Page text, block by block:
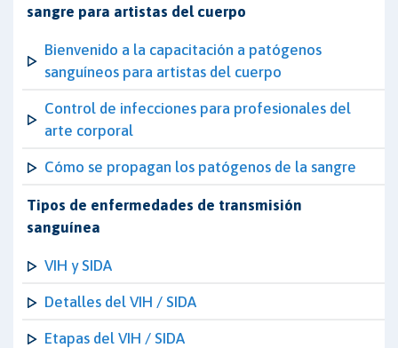
sangre para artistas del cuerpo
Bienvenido a la capacitación a patógenos
sanguíneos para artistas del cuerpo
Control de infecciones para profesionales del
arte corporal
Cómo se propagan los patógenos de la sangre
Tipos de enfermedades de transmisión
sanguínea
VIH y SIDA
Detalles del VIH / SIDA
Etapas del VIH / SIDA